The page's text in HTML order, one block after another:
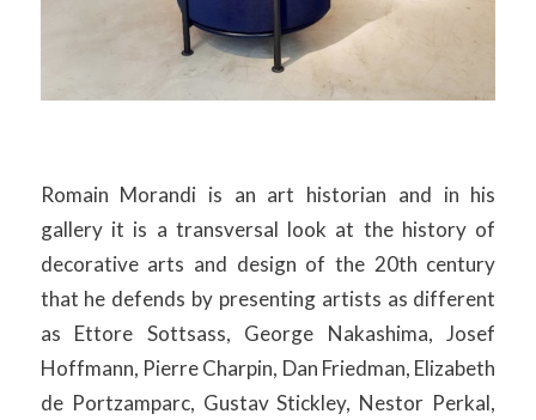
Romain Morandi is an art historian and in his
gallery it is a transversal look at the history of
decorative arts and design of the 20th century
that he defends by presenting artists as different
as Ettore Sottsass, George Nakashima, Josef
Hoffmann, Pierre Charpin, Dan Friedman, Elizabeth
de Portzamparc, Gustav Stickley, Nestor Perkal,